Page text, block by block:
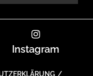
Instagram